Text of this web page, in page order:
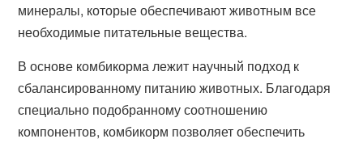
минералы, которые обеспечивают животным все
необходимые питательные вещества.
В основе комбикорма лежит научный подход к
сбалансированному питанию животных. Благодаря
специально подобранному соотношению
компонентов, комбикорм позволяет обеспечить